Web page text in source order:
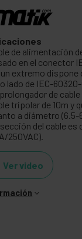
de alimentación
en el conector
un extremo dispone
lado de IEC-
de
tripolar de 10m y
a diámetro (6.5-
del cable
250VAC).
Ver video